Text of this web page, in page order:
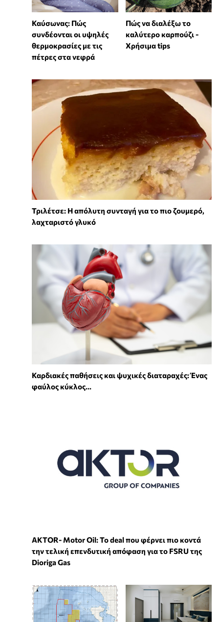
Καύσωνας: Πώς
συνδέονται οι υψηλές
θερμοκρασίες με τις
πέτρες στα νεφρά
Πώς να διαλέξω το
καλύτερο καρπούζι -
Χρήσιμα tips
Τριλέτσε: Η απόλυτη συνταγή για το πιο ζουμερό,
λαχταριστό γλυκό
Καρδιακές παθήσεις και ψυχικές διαταραχές: Ένας
φαύλος κύκλος...
ΑKTOR- Motor Oil: Το deal που φέρνει πιο κοντά
την τελική επενδυτική απόφαση για το FSRU της
Dioriga Gas